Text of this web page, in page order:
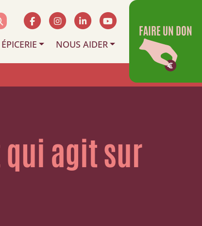
NOUS AIDER
FAIRE UN DON
qui agit sur